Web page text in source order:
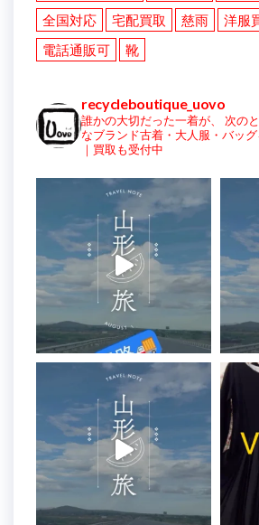
全国対応
宅配買取 慈雨 洋服
電話通販可
靴
recycleboutique_uovo
誰かの大切だった一着が、 次の
なブランド古着・大人服・バッグ
｜買取も受付中